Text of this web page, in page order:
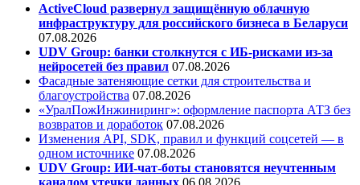
ActiveCloud развернул защищённую облачную
инфраструктуру для российского бизнеса в Беларуси
07.08.2026
UDV Group: банки столкнутся с ИБ-рисками из-за
нейросетей без правил 07.08.2026
Фасадные затеняющие сетки для строительства и
благоустройства 07.08.2026
«УралПожИнжиниринг»: оформление паспорта АТЗ без
возвратов и доработок 07.08.2026
Изменения API, SDK, правил и функций соцсетей — в
одном источнике 07.08.2026
UDV Group: ИИ-чат-боты становятся неучтенным
каналом утечки данных 06.08.2026